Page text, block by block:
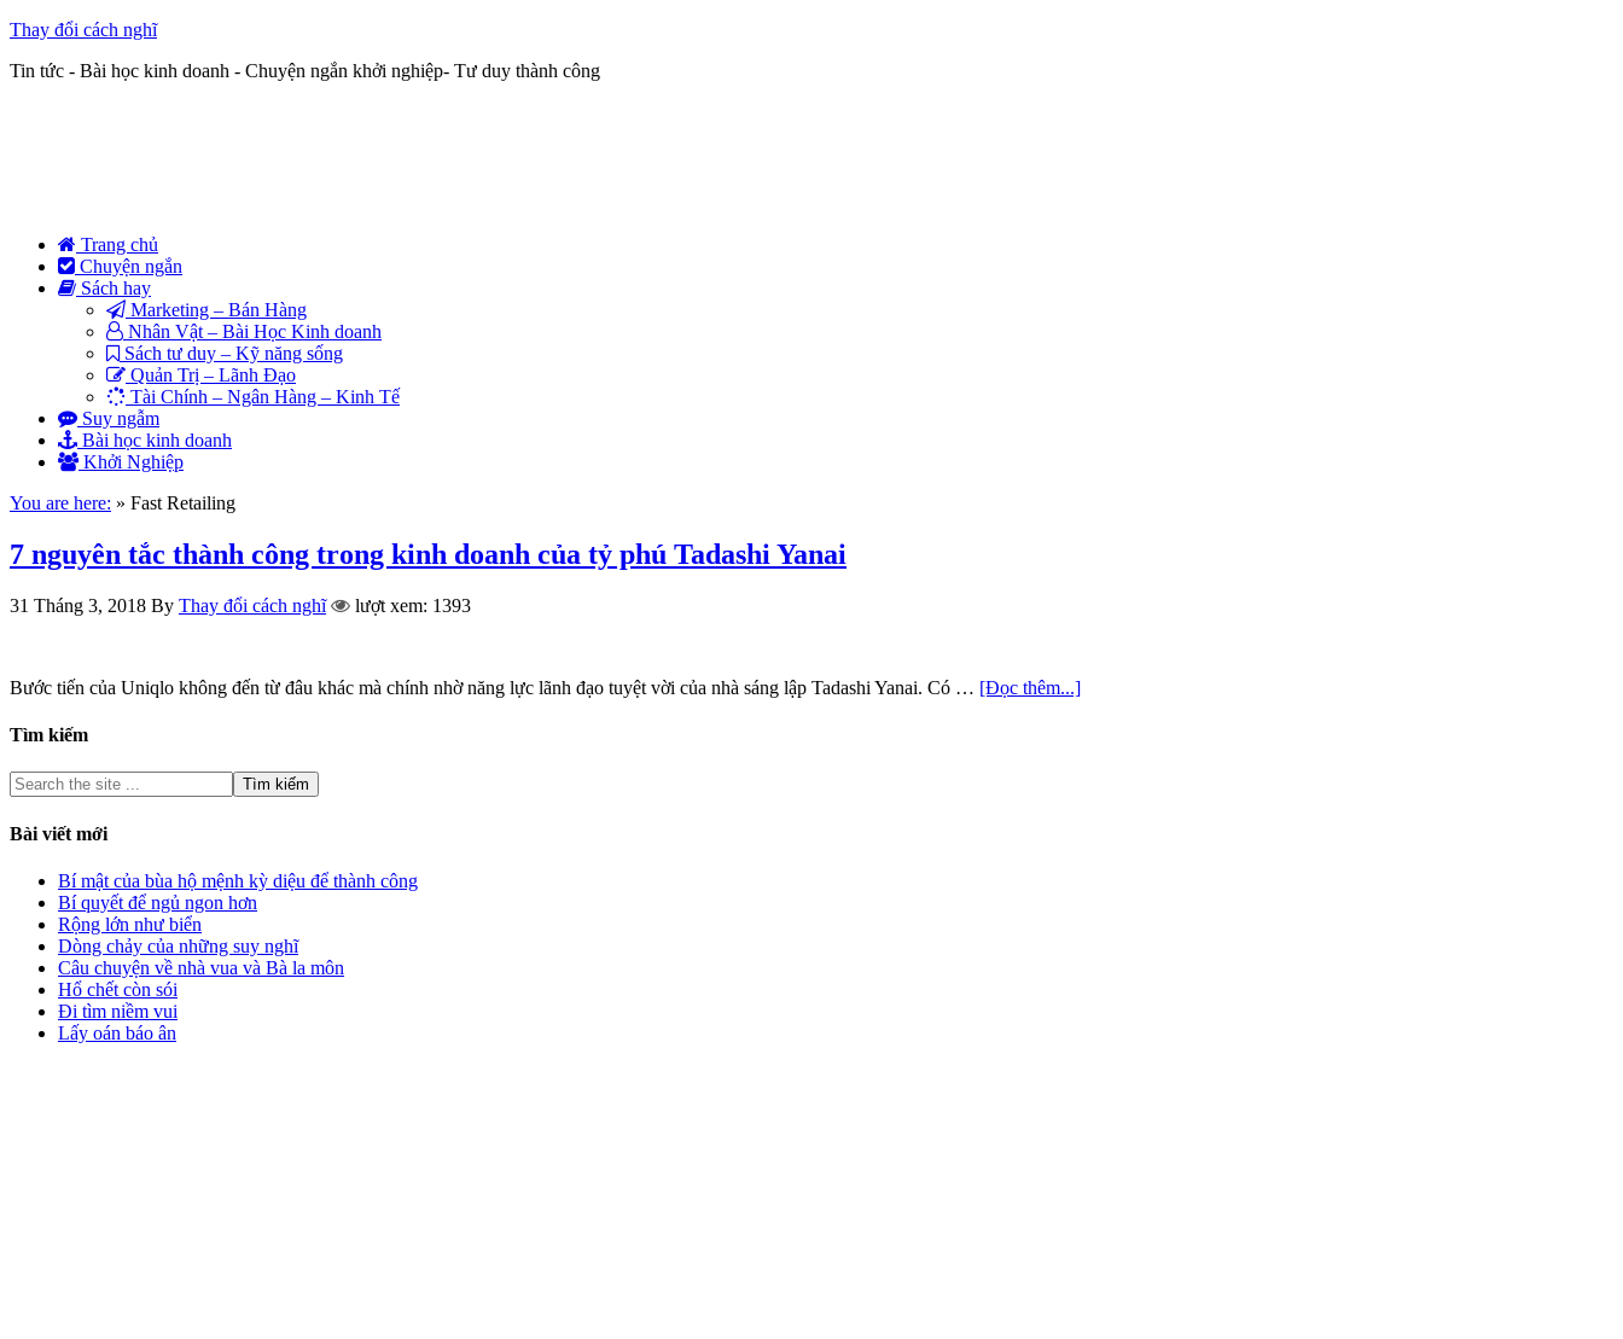
Thay đổi cách nghĩ
Tin tức - Bài học kinh doanh - Chuyện ngắn khởi nghiệp- Tư duy thành công
Trang chủ
Chuyện ngắn
Sách hay
Marketing – Bán Hàng
Nhân Vật – Bài Học Kinh doanh
Sách tư duy – Kỹ năng sống
Quản Trị – Lãnh Đạo
Tài Chính – Ngân Hàng – Kinh Tế
Suy ngẫm
Bài học kinh doanh
Khởi Nghiệp
You are here: » Fast Retailing
7 nguyên tắc thành công trong kinh doanh của tỷ phú Tadashi Yanai
31 Tháng 3, 2018 By Thay đổi cách nghĩ lượt xem: 1393
Bước tiến của Uniqlo không đến từ đâu khác mà chính nhờ năng lực lãnh đạo tuyệt vời của nhà sáng lập Tadashi Yanai. Có … [Đọc thêm...]
Tìm kiếm
Bài viết mới
Bí mật của bùa hộ mệnh kỳ diệu để thành công
Bí quyết để ngủ ngon hơn
Rộng lớn như biển
Dòng chảy của những suy nghĩ
Câu chuyện về nhà vua và Bà la môn
Hổ chết còn sói
Đi tìm niềm vui
Lấy oán báo ân